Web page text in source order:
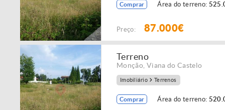
Comprar Área do terreno:
Preço: 87.000€
Terreno
Monção Viana do Castelo
Imobiliário Terrenos
Comprar Área do terreno: